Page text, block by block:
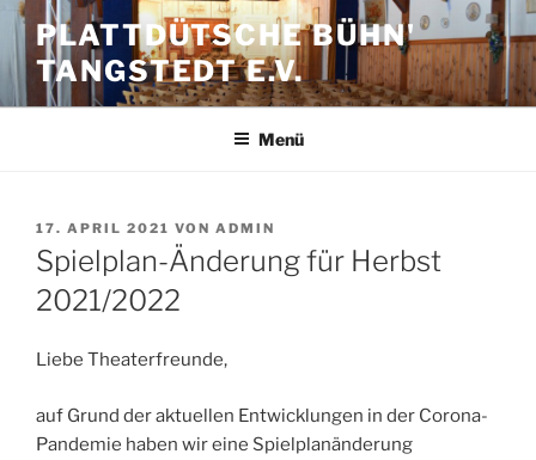
Zum
Inhalt
springen
PLATTDÜTSCHE BÜHN'
TANGSTEDT E.V.
Menü
VERÖFFENTLICHT
AM
17. APRIL 2021 VON ADMIN
Spielplan-Änderung für Herbst
2021/2022
Liebe Theaterfreunde,
auf Grund der aktuellen Entwicklungen in der Corona-
Pandemie haben wir eine Spielplanänderung